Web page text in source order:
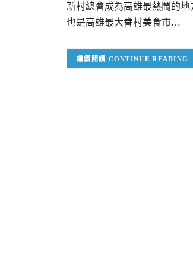
新村總會成為高雄最熱鬧的地
也是高雄最大眷村美食市…
CONTINUE READING